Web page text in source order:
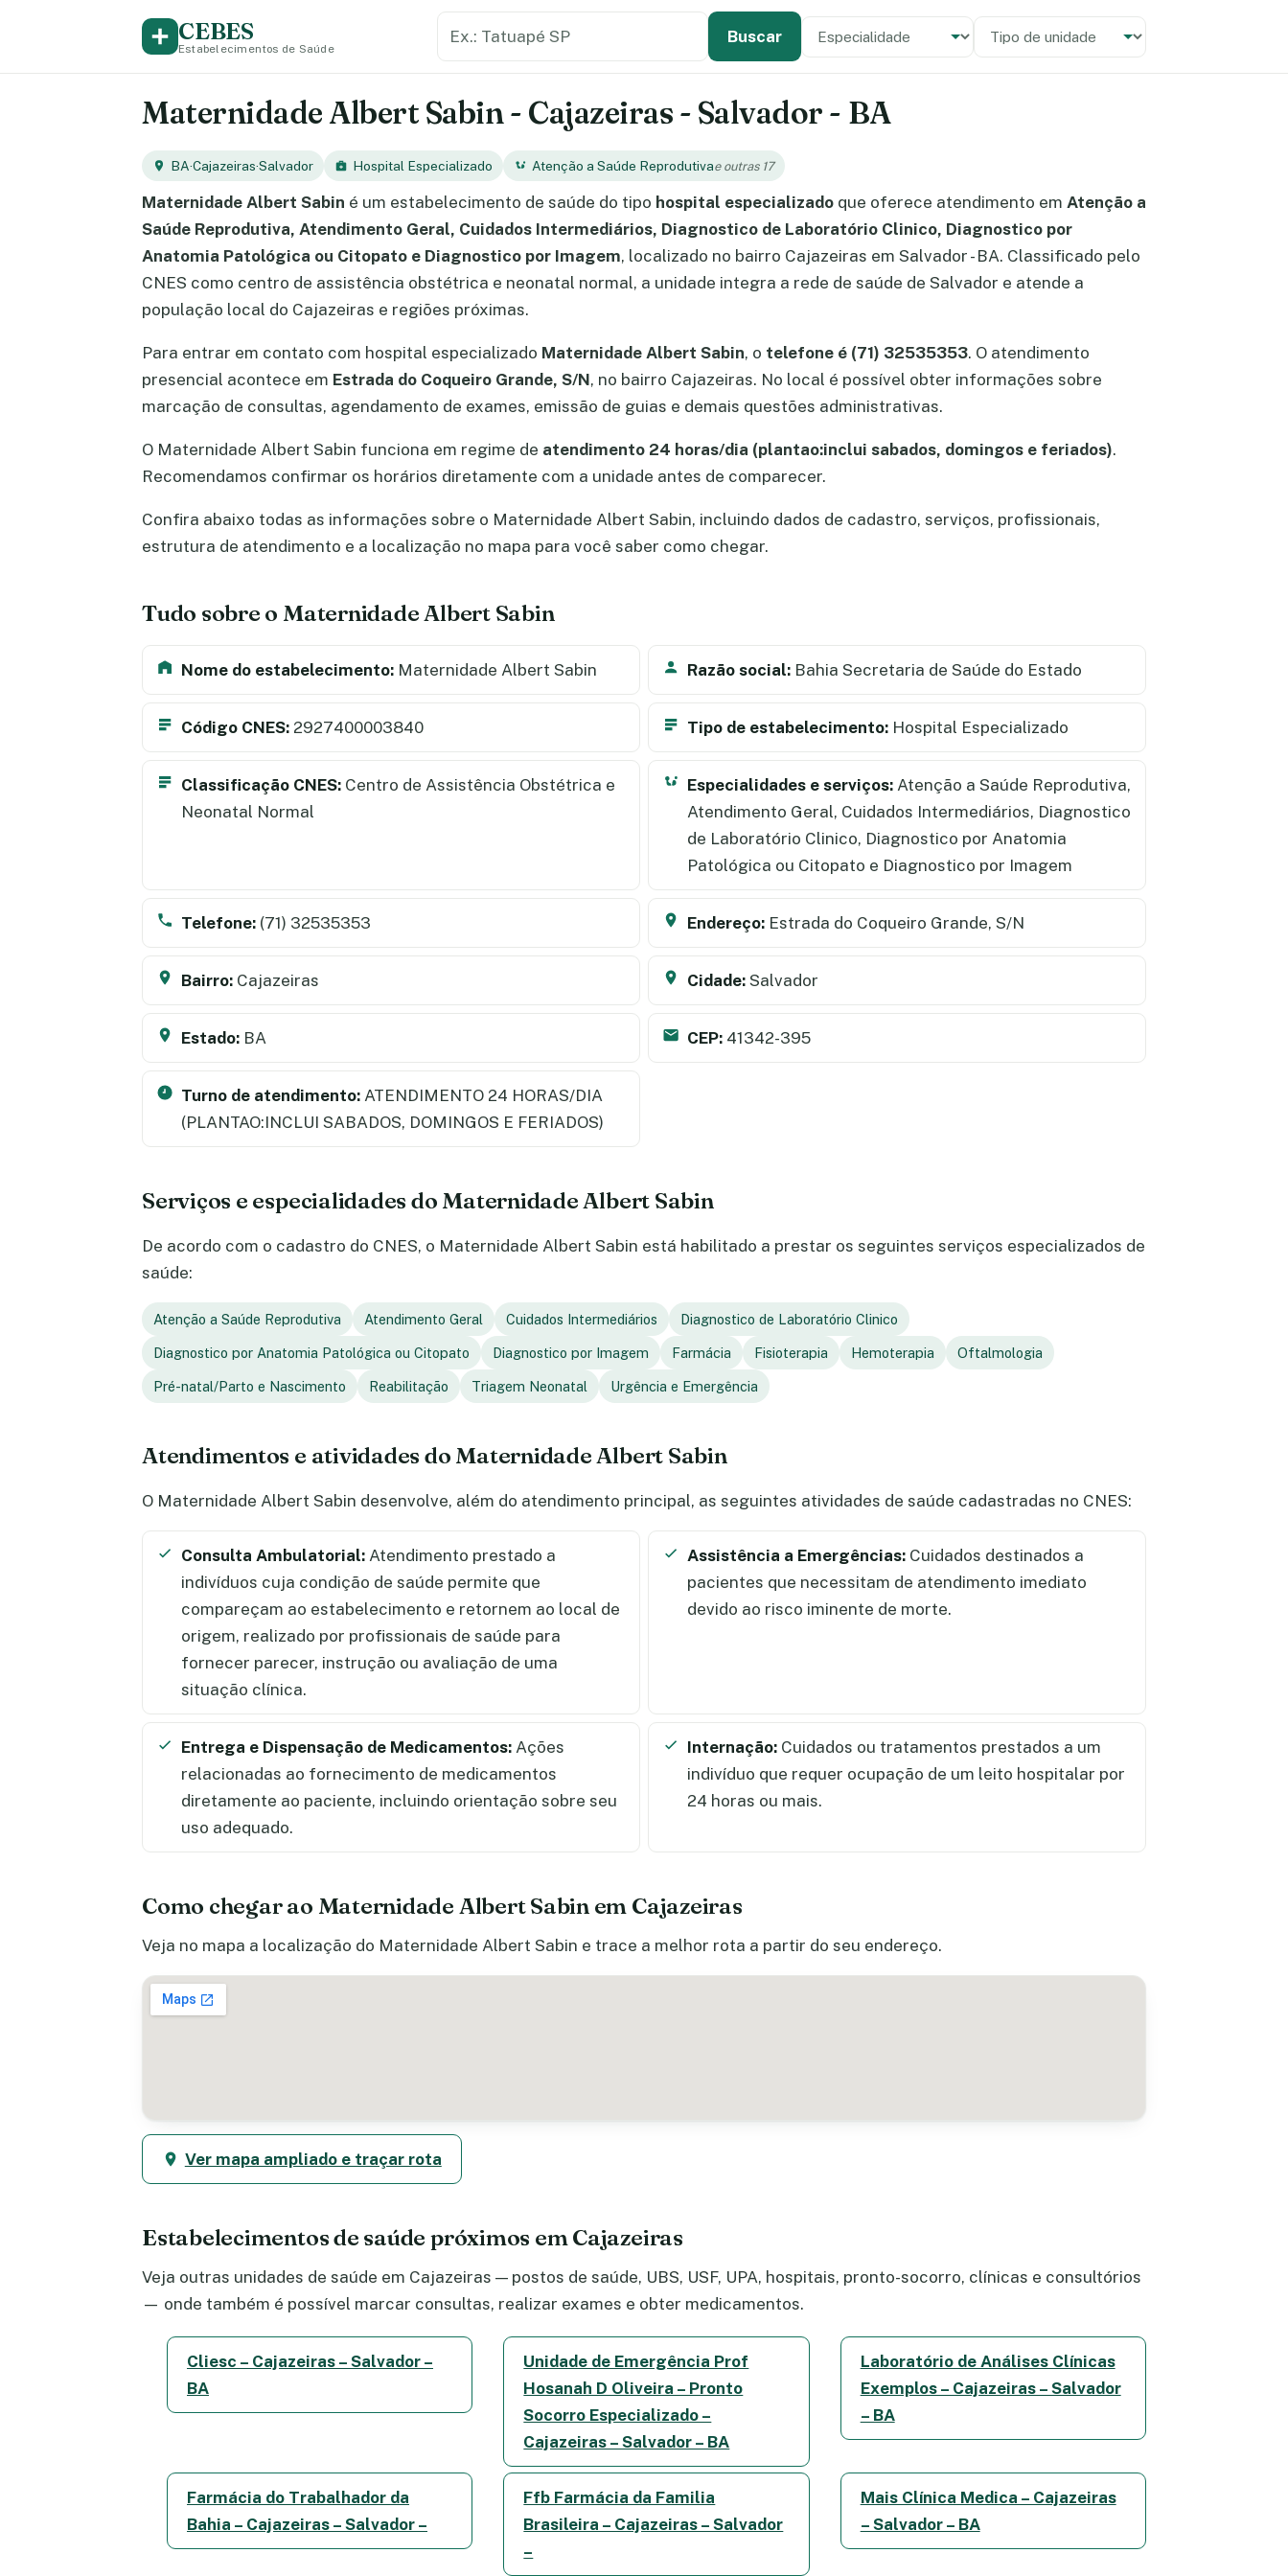
CEBES
Estabelecimentos de Saúde
Buscar Especialidade
Tipo de unidade
Maternidade Albert Sabin - Cajazeiras - Salvador - BA
BA·Cajazeiras·Salvador Hospital Especializado Atenção a Saúde Reprodutivae outras 17
Maternidade Albert Sabin é um estabelecimento de saúde do tipo hospital especializado que oferece atendimento em Atenção a
Saúde Reprodutiva, Atendimento Geral, Cuidados Intermediários, Diagnostico de Laboratório Clinico, Diagnostico por
Anatomia Patológica ou Citopato e Diagnostico por Imagem, localizado no bairro Cajazeiras em Salvador - BA. Classificado pelo
CNES como centro de assistência obstétrica e neonatal normal, a unidade integra a rede de saúde de Salvador e atende a
população local do Cajazeiras e regiões próximas.
Para entrar em contato com hospital especializado Maternidade Albert Sabin, o telefone é (71) 32535353. O atendimento
presencial acontece em Estrada do Coqueiro Grande, S/N, no bairro Cajazeiras. No local é possível obter informações sobre
marcação de consultas, agendamento de exames, emissão de guias e demais questões administrativas.
O Maternidade Albert Sabin funciona em regime de atendimento 24 horas/dia (plantao:inclui sabados, domingos e feriados).
Recomendamos confirmar os horários diretamente com a unidade antes de comparecer.
Confira abaixo todas as informações sobre o Maternidade Albert Sabin, incluindo dados de cadastro, serviços, profissionais,
estrutura de atendimento e a localização no mapa para você saber como chegar.
Tudo sobre o Maternidade Albert Sabin
Nome do estabelecimento: Maternidade Albert Sabin Razão social: Bahia Secretaria de Saúde do Estado
Código CNES: 2927400003840 Tipo de estabelecimento: Hospital Especializado
Classificação CNES: Centro de Assistência Obstétrica e
Neonatal Normal
Especialidades e serviços: Atenção a Saúde Reprodutiva,
Atendimento Geral, Cuidados Intermediários, Diagnostico
de Laboratório Clinico, Diagnostico por Anatomia
Patológica ou Citopato e Diagnostico por Imagem
Telefone: (71) 32535353 Endereço: Estrada do Coqueiro Grande, S/N
Bairro: Cajazeiras Cidade: Salvador
Estado: BA CEP: 41342-395
Turno de atendimento: ATENDIMENTO 24 HORAS/DIA
(PLANTAO:INCLUI SABADOS, DOMINGOS E FERIADOS)
Serviços e especialidades do Maternidade Albert Sabin
De acordo com o cadastro do CNES, o Maternidade Albert Sabin está habilitado a prestar os seguintes serviços especializados de
saúde:
Atenção a Saúde Reprodutiva Atendimento Geral Cuidados Intermediários Diagnostico de Laboratório Clinico
Diagnostico por Anatomia Patológica ou Citopato Diagnostico por Imagem Farmácia Fisioterapia Hemoterapia Oftalmologia
Pré-natal/Parto e Nascimento Reabilitação Triagem Neonatal Urgência e Emergência
Atendimentos e atividades do Maternidade Albert Sabin
O Maternidade Albert Sabin desenvolve, além do atendimento principal, as seguintes atividades de saúde cadastradas no CNES:
Consulta Ambulatorial: Atendimento prestado a
indivíduos cuja condição de saúde permite que
compareçam ao estabelecimento e retornem ao local de
origem, realizado por profissionais de saúde para
fornecer parecer, instrução ou avaliação de uma
situação clínica.
Assistência a Emergências: Cuidados destinados a
pacientes que necessitam de atendimento imediato
devido ao risco iminente de morte.
Entrega e Dispensação de Medicamentos: Ações
relacionadas ao fornecimento de medicamentos
diretamente ao paciente, incluindo orientação sobre seu
uso adequado.
Internação: Cuidados ou tratamentos prestados a um
indivíduo que requer ocupação de um leito hospitalar por
24 horas ou mais.
Como chegar ao Maternidade Albert Sabin em Cajazeiras
Veja no mapa a localização do Maternidade Albert Sabin e trace a melhor rota a partir do seu endereço.
Ver mapa ampliado e traçar rota
Estabelecimentos de saúde próximos em Cajazeiras
Veja outras unidades de saúde em Cajazeiras — postos de saúde, UBS, USF, UPA, hospitais, pronto-socorro, clínicas e consultórios
— onde também é possível marcar consultas, realizar exames e obter medicamentos.
Cliesc – Cajazeiras – Salvador –
BA
Unidade de Emergência Prof
Hosanah D Oliveira – Pronto
Socorro Especializado –
Cajazeiras – Salvador – BA
Laboratório de Análises Clínicas
Exemplos – Cajazeiras – Salvador
– BA
Farmácia do Trabalhador da
Bahia – Cajazeiras – Salvador –
Ffb Farmácia da Familia
Brasileira – Cajazeiras – Salvador
–
Mais Clínica Medica – Cajazeiras
– Salvador – BA